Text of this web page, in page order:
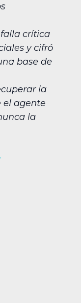
crítica
y cifró
base de
la
el agente
la